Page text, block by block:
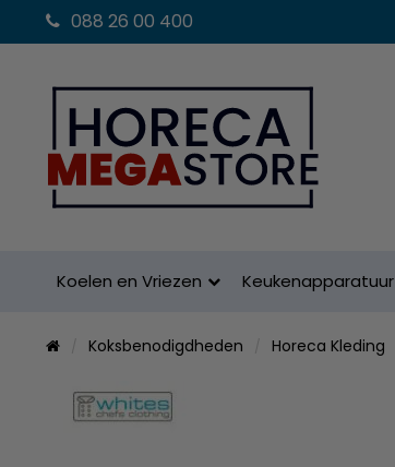
088 26 00 400
Koelen en Vriezen Keukenapparatuur
Koksbenodigdheden Horeca Kleding